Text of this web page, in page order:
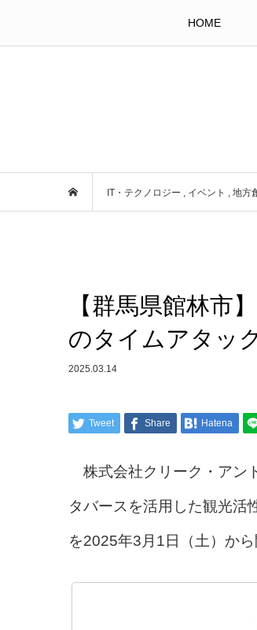
HOME
IT・テクノロジー , イベント , 地方
【群馬県館林市
のタイムアタッ
2025.03.14
Tweet Share Hatena
株式会社クリーク・アン
タバースを活用した観光活
を2025年3月1日（土）から